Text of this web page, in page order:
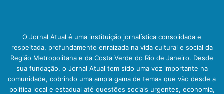
O Jornal Atual é uma instituição jornalística consolidada e
respeitada, profundamente enraizada na vida cultural e social da
Região Metropolitana e da Costa Verde do Rio de Janeiro. Desde
sua fundação, o Jornal Atual tem sido uma voz importante na
comunidade, cobrindo uma ampla gama de temas que vão desde a
política local e estadual até questões sociais urgentes, economia,